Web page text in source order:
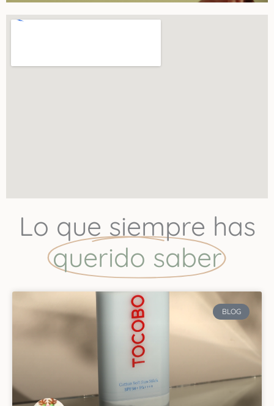
cuidando mi piel, y ya me han dicho
Lo que siempre has
querido saber
BLOG
P
a
g
e
P
a
g
e